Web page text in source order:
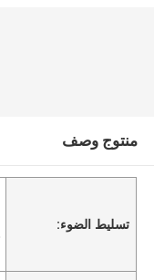
منتوج وصف
تسليط الضوء: